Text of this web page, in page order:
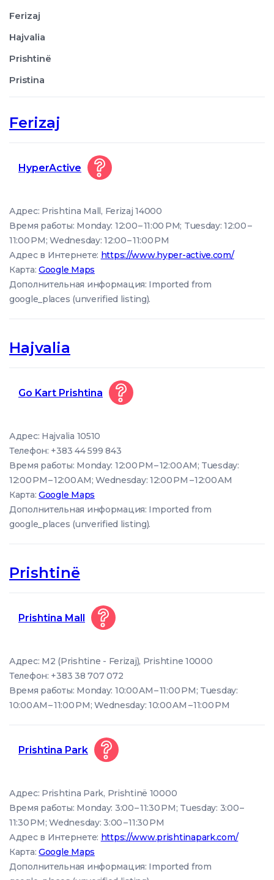
Ferizaj
Hajvalia
Prishtinë
Pristina
Ferizaj
HyperActive
Адрес: Prishtina Mall, Ferizaj 14000
Время работы: Monday: 12:00 – 11:00 PM; Tuesday: 12:00 –
11:00 PM; Wednesday: 12:00 – 11:00 PM
Адрес в Интернете: https://www.hyper-active.com/
Карта:Google Maps
Дополнительная информация: Imported from
google_places (unverified listing).
Hajvalia
Go Kart Prishtina
Адрес: Hajvalia 10510
Телефон: +383 44 599 843
Время работы: Monday: 12:00 PM – 12:00 AM; Tuesday:
12:00 PM – 12:00 AM; Wednesday: 12:00 PM – 12:00 AM
Карта:Google Maps
Дополнительная информация: Imported from
google_places (unverified listing).
Prishtinë
Prishtina Mall
Адрес: M2 (Prishtine - Ferizaj), Prishtine 10000
Телефон: +383 38 707 072
Время работы: Monday: 10:00 AM – 11:00 PM; Tuesday:
10:00 AM – 11:00 PM; Wednesday: 10:00 AM – 11:00 PM
Prishtina Park
Адрес: Prishtina Park, Prishtinë 10000
Время работы: Monday: 3:00 – 11:30 PM; Tuesday: 3:00 –
11:30 PM; Wednesday: 3:00 – 11:30 PM
Адрес в Интернете: https://www.prishtinapark.com/
Карта:Google Maps
Дополнительная информация: Imported from